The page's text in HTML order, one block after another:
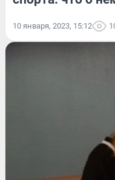
10 января, 2023, 15:12